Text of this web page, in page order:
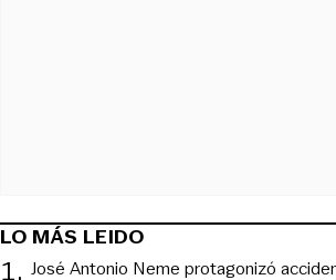
LO MÁS LEIDO
1. José Antonio Neme protagonizó